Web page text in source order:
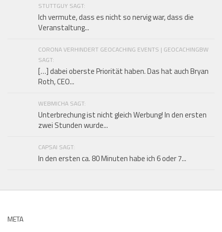
STUTTGUY SAGT:
Ich vermute, dass es nicht so nervig war, dass die
Veranstaltung...
CORONA VERHINDERT GEOCACHING EVENTS | GEOCACHINGBW
SAGT:
[…] dabei oberste Priorität haben. Das hat auch Bryan
Roth, CEO...
WEBMICHA SAGT:
Unterbrechung ist nicht gleich Werbung! In den ersten
zwei Stunden wurde...
CAPSAI SAGT:
In den ersten ca. 80 Minuten habe ich 6 oder 7...
META